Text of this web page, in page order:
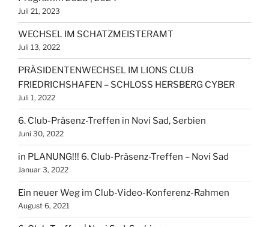
Juli 21, 2023
WECHSEL IM SCHATZMEISTERAMT
Juli 13, 2022
PRÄSIDENTENWECHSEL IM LIONS CLUB
FRIEDRICHSHAFEN – SCHLOSS HERSBERG CYBER
Juli 1, 2022
6. Club-Präsenz-Treffen in Novi Sad, Serbien
Juni 30, 2022
in PLANUNG!!! 6. Club-Präsenz-Treffen – Novi Sad
Januar 3, 2022
Ein neuer Weg im Club-Video-Konferenz-Rahmen
August 6, 2021